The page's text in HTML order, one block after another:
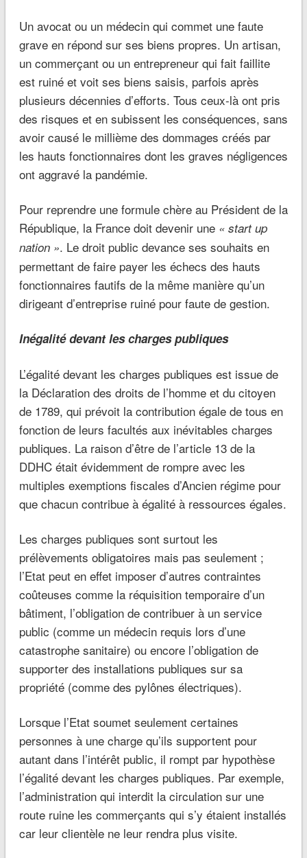
Un avocat ou un médecin qui commet une faute
grave en répond sur ses biens propres. Un artisan,
un commerçant ou un entrepreneur qui fait faillite
est ruiné et voit ses biens saisis, parfois après
plusieurs décennies d’efforts. Tous ceux-là ont pris
des risques et en subissent les conséquences, sans
avoir causé le millième des dommages créés par
les hauts fonctionnaires dont les graves négligences
ont aggravé la pandémie.
Pour reprendre une formule chère au Président de la
République, la France doit devenir une « start up
nation ». Le droit public devance ses souhaits en
permettant de faire payer les échecs des hauts
fonctionnaires fautifs de la même manière qu’un
dirigeant d’entreprise ruiné pour faute de gestion.
Inégalité devant les charges publiques
L’égalité devant les charges publiques est issue de
la Déclaration des droits de l’homme et du citoyen
de 1789, qui prévoit la contribution égale de tous en
fonction de leurs facultés aux inévitables charges
publiques. La raison d’être de l’article 13 de la
DDHC était évidemment de rompre avec les
multiples exemptions fiscales d’Ancien régime pour
que chacun contribue à égalité à ressources égales.
Les charges publiques sont surtout les
prélèvements obligatoires mais pas seulement ;
l’Etat peut en effet imposer d’autres contraintes
coûteuses comme la réquisition temporaire d’un
bâtiment, l’obligation de contribuer à un service
public (comme un médecin requis lors d’une
catastrophe sanitaire) ou encore l’obligation de
supporter des installations publiques sur sa
propriété (comme des pylônes électriques).
Lorsque l’Etat soumet seulement certaines
personnes à une charge qu’ils supportent pour
autant dans l’intérêt public, il rompt par hypothèse
l’égalité devant les charges publiques. Par exemple,
l’administration qui interdit la circulation sur une
route ruine les commerçants qui s’y étaient installés
car leur clientèle ne leur rendra plus visite.